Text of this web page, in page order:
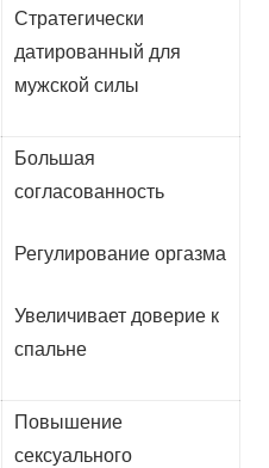
Стратегически
датированный для
мужской силы
Большая
согласованность
Регулирование оргазма
Увеличивает доверие к
спальне
Повышение
сексуального